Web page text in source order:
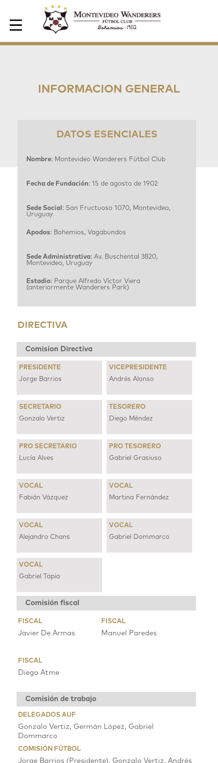
Area de Socios
INFORMACION GENERAL
DATOS ESENCIALES
Nombre: Montevideo Wanderers Fútbol Club
Fecha de Fundación: 15 de agosto de 1902
Sede Social : San Fructuoso 1070, Montevideo,
Uruguay
Apodos: Bohemios, Vagabundos
Sede Administrativa: Av. Buschental 3820,
Montevideo, Uruguay
Estadio: Parque Alfredo Víctor Viera
(anteriormente Wanderers Park)
DIRECTIVA
Comision Directiva
PRESIDENTE
Jorge Barrios
VICEPRESIDENTE
Andrés Alonso
SECRETARIO
Gonzalo Vertiz
TESORERO
Diego Méndez
PRO SECRETARIO
Lucía Alves
PRO TESORERO
Gabriel Grasiuso
VOCAL
Fabián Vázquez
VOCAL
Martina Fernández
VOCAL
Alejandro Chans
VOCAL
Gabriel Dommarco
VOCAL
Gabriel Tapia
Comisión fiscal
FISCAL
Javier De Armas
FISCAL
Manuel Paredes
FISCAL
Diego Atme
Comisión de trabajo
DELEGADOS AUF
Gonzalo Vertiz, Germán López, Gabriel
Dommarco
COMISIÓN FÚTBOL
Jorge Barrios (Presidente), Gonzalo Vertiz, Andrés